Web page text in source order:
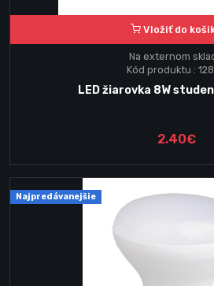
Vložiť do
Na externom
Kód produktu :
LED žiarovka 8W
2.40€
Najpredávanejšie